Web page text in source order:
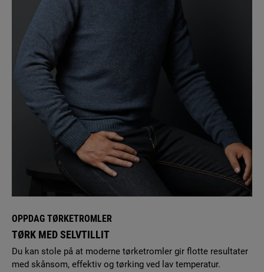
feilsøkeren, sender vi gjerne en autorisert servicetekniker.
Fyll ut
skjemaet
for å avtale service.
8. Hvor kan jeg finne bruksanvisningen for vaskemaskinen
min?
Med modell- og produktnummeret tilgjengelig, kan du
laste ned en ny bruksanvisning
OPPDAG TØRKETROMLER
TØRK MED SELVTILLIT
Du kan stole på at moderne tørketromler gir flotte resultater
med skånsom, effektiv og tørking ved lav temperatur.